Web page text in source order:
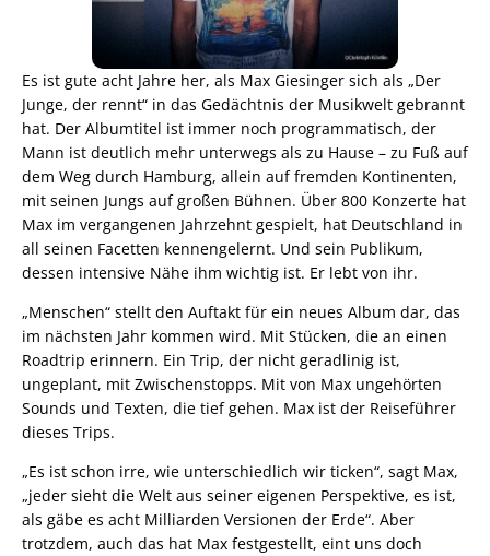
Es ist gute acht Jahre her, als Max Giesinger sich als „Der
Junge, der rennt“ in das Gedächtnis der Musikwelt gebrannt
hat. Der Albumtitel ist immer noch programmatisch, der
Mann ist deutlich mehr unterwegs als zu Hause – zu Fuß auf
dem Weg durch Hamburg, allein auf fremden Kontinenten,
mit seinen Jungs auf großen Bühnen. Über 800 Konzerte hat
Max im vergangenen Jahrzehnt gespielt, hat Deutschland in
all seinen Facetten kennengelernt. Und sein Publikum,
dessen intensive Nähe ihm wichtig ist. Er lebt von ihr.
„Menschen“ stellt den Auftakt für ein neues Album dar, das
im nächsten Jahr kommen wird. Mit Stücken, die an einen
Roadtrip erinnern. Ein Trip, der nicht geradlinig ist,
ungeplant, mit Zwischenstopps. Mit von Max ungehörten
Sounds und Texten, die tief gehen. Max ist der Reiseführer
dieses Trips.
„Es ist schon irre, wie unterschiedlich wir ticken“, sagt Max,
„jeder sieht die Welt aus seiner eigenen Perspektive, es ist,
als gäbe es acht Milliarden Versionen der Erde“. Aber
trotzdem, auch das hat Max festgestellt, eint uns doch